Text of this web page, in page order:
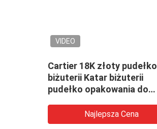
VIDEO
Cartier 18K złoty pudełko
biżuterii Katar biżuterii
pudełko opakowania do
Najlepsza Cena